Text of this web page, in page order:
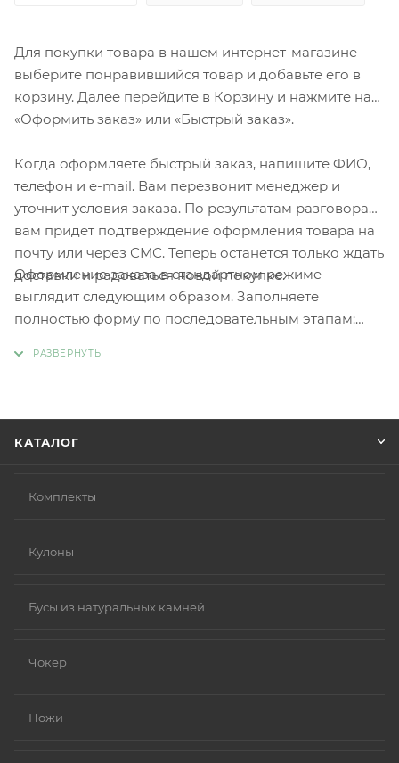
Для покупки товара в нашем интернет-магазине
выберите понравившийся товар и добавьте его в
корзину. Далее перейдите в Корзину и нажмите на
«Оформить заказ» или «Быстрый заказ».
Когда оформляете быстрый заказ, напишите ФИО,
телефон и e-mail. Вам перезвонит менеджер и
уточнит условия заказа. По результатам разговора
вам придет подтверждение оформления товара на
почту или через СМС. Теперь останется только ждать
доставки и радоваться новой покупке.
Оформление заказа в стандартном режиме
выглядит следующим образом. Заполняете
полностью форму по последовательным этапам:
КАТАЛОГ
Комплекты
Кулоны
Бусы из натуральных камней
Чокер
Ножи